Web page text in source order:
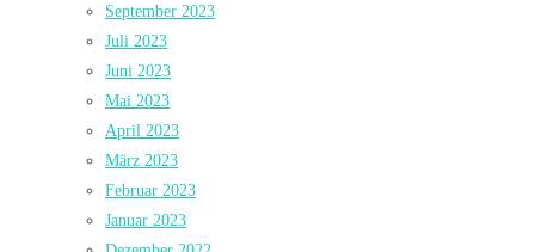
September 2023
Juli 2023
Juni 2023
Mai 2023
April 2023
März 2023
Februar 2023
Januar 2023